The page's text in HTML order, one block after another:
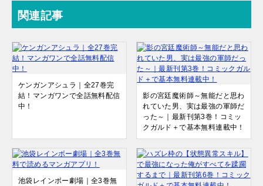
関連記事
ケンガンアシュラ｜全27巻完
結！マンガワンで全話無料配信
中！
影の宮廷魔術師～無能だと思わ
れていた男、実は最強の軍師だ
った～｜最新刊第3巻！コミッ
クガルド＋で基本無料連載中！
池袋レインボー劇場｜全3巻無